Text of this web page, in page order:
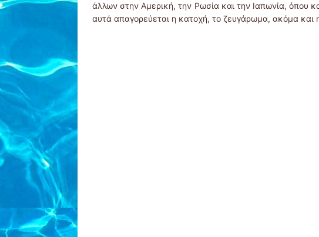
άλλων στην Αμερική, την Ρωσία και την Ιαπωνία, όπου
αυτά απαγορεύεται η κατοχή, το ζευγάρωμα, ακόμα